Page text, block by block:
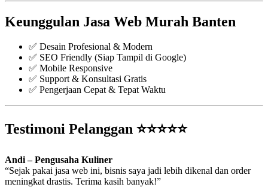
Keunggulan Jasa Web Murah Banten
✅ Desain Profesional & Modern
✅ SEO Friendly (Siap Tampil di Google)
✅ Mobile Responsive
✅ Support & Konsultasi Gratis
✅ Pengerjaan Cepat & Tepat Waktu
Testimoni Pelanggan ⭐⭐⭐⭐⭐
Andi – Pengusaha Kuliner
“Sejak pakai jasa web ini, bisnis saya jadi lebih dikenal dan order
meningkat drastis. Terima kasih banyak!”